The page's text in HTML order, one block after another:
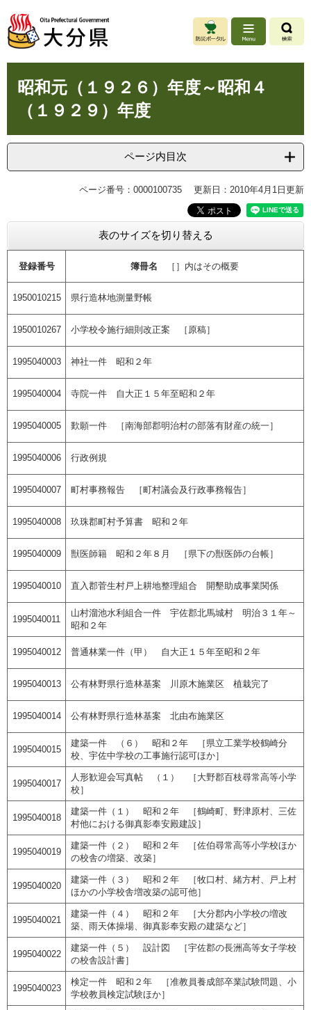
ジ
先
ュ
を
本
へ
昭和元（１９２６）年度～昭和４
（１９２９）年度
ページ内目次
ページ番号：0000100735 更新日：2010年4月1日更新
表のサイズを切り替える
登録番号 簿冊名 ［］内はその概要
1950010215 県行造林地測量野帳
1950010267 小学校令施行細則改正案 ［原稿］
1995040003 神社一件 昭和２年
1995040004 寺院一件 自大正１５年至昭和２年
1995040005 歎願一件 ［南海部郡明治村の部落有財産の統一］
1995040006 行政例規
1995040007 町村事務報告 ［町村議会及行政事務報告］
1995040008 玖珠郡町村予算書 昭和２年
1995040009 獣医師籍 昭和２年８月 ［県下の獣医師の台帳］
1995040010 直入郡菅生村戸上耕地整理組合 開墾助成事業関係
1995040011
山村溜池水利組合一件 宇佐郡北馬城村 明治３１年～
昭和２年
1995040012 普通林業一件（甲） 自大正１５年至昭和２年
1995040013 公有林野県行造林基案 川原木施業区 植栽完了
1995040014 公有林野県行造林基案 北由布施業区
1995040015
建築一件 （６） 昭和２年 ［県立工業学校鶴崎分
校、宇佐中学校の工事施行認可ほか］
1995040017
人形歓迎会写真帖 （１） ［大野郡百枝尋常高等小学
校］
1995040018
建築一件（１） 昭和２年 ［鶴崎町、野津原村、三佐
村他における御真影奉安殿建設］
1995040019
建築一件（２） 昭和２年 ［佐伯尋常高等小学校ほか
の校舎の増築、改築］
1995040020
建築一件（３） 昭和２年 ［牧口村、緒方村、戸上村
ほかの小学校舎増改築の認可他］
1995040021
建築一件（４） 昭和２年 ［大分郡内小学校の増改
築、雨天体操場、御真影奉安殿の建築など］
1995040022
建築一件（５） 設計図 ［宇佐郡の長洲高等女子学校
の校舎設計書］
1995040023
検定一件 昭和２年 ［准教員養成部卒業試験問題、小
学校教員検定試験ほか］